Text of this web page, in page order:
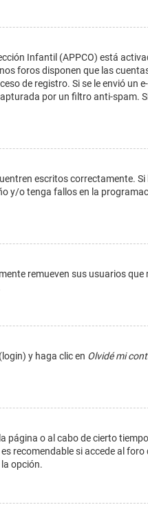
Infantil (APPCO) está
foros disponen que las
de registro. Si se le envió un
por un filtro anti-spam.
escritos correctamente.
y/o tenga fallos en la
remueven sus usuarios
y haga clic en Olvidé mi
o al cabo de cierto
recomendable si accede al foro
opción.